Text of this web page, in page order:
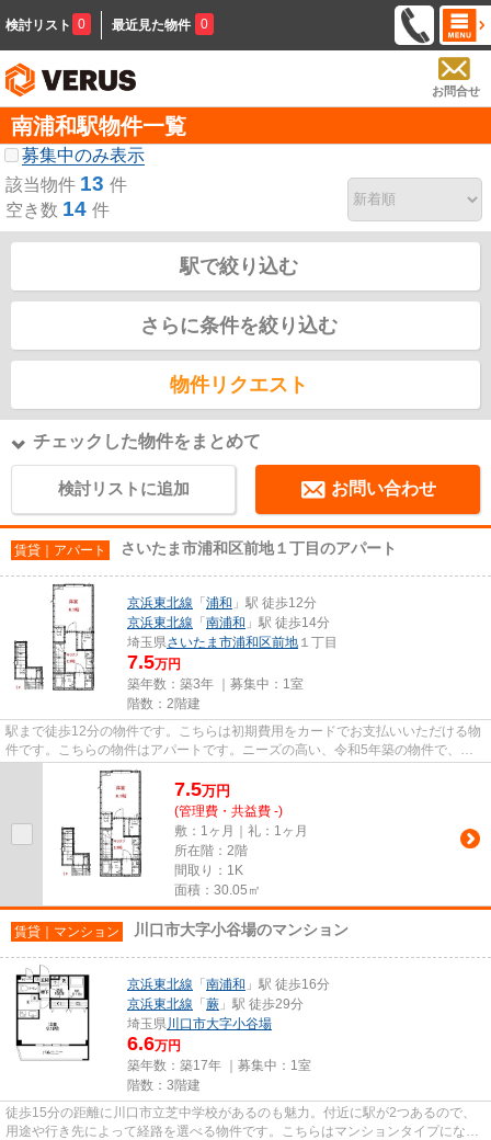
検討リスト 0 最近見た物件 0
お問合せ
南浦和駅物件一覧
募集中のみ表示
該当物件 13 件
空き数 14 件
駅で絞り込む
さらに条件を絞り込む
物件リクエスト
チェックした物件をまとめて
検討リストに追加 お問い合わせ
賃貸｜アパート さいたま市浦和区前地１丁目のアパート
京浜東北線 「 浦和 」駅 徒歩12分
京浜東北線 「 南浦和 」駅 徒歩14分
埼玉県さいたま市浦和区前地 １丁目
7.5万円
築年数：築3年 ｜募集中： 1室
階数：2階建
駅まで徒歩12分の物件です。こちらは初期費用をカードでお支払いいただける物
件です。こちらの物件はアパートです。ニーズの高い、令和5年築の物件で、オ
シャレな室内が魅力的。物件探...
7.5万円
(管理費・共益費 -)
敷：1ヶ月｜礼：1ヶ月
所在階：2階
間取り：1K
面積：30.05㎡
賃貸｜マンション 川口市大字小谷場のマンション
京浜東北線 「 南浦和 」駅 徒歩16分
京浜東北線 「 蕨 」駅 徒歩29分
埼玉県川口市大字小谷場
6.6万円
築年数：築17年 ｜募集中： 1室
階数：3階建
徒歩15分の距離に川口市立芝中学校があるのも魅力。付近に駅が2つあるので、
用途や行き先によって経路を選べる物件です。こちらはマンションタイプになり